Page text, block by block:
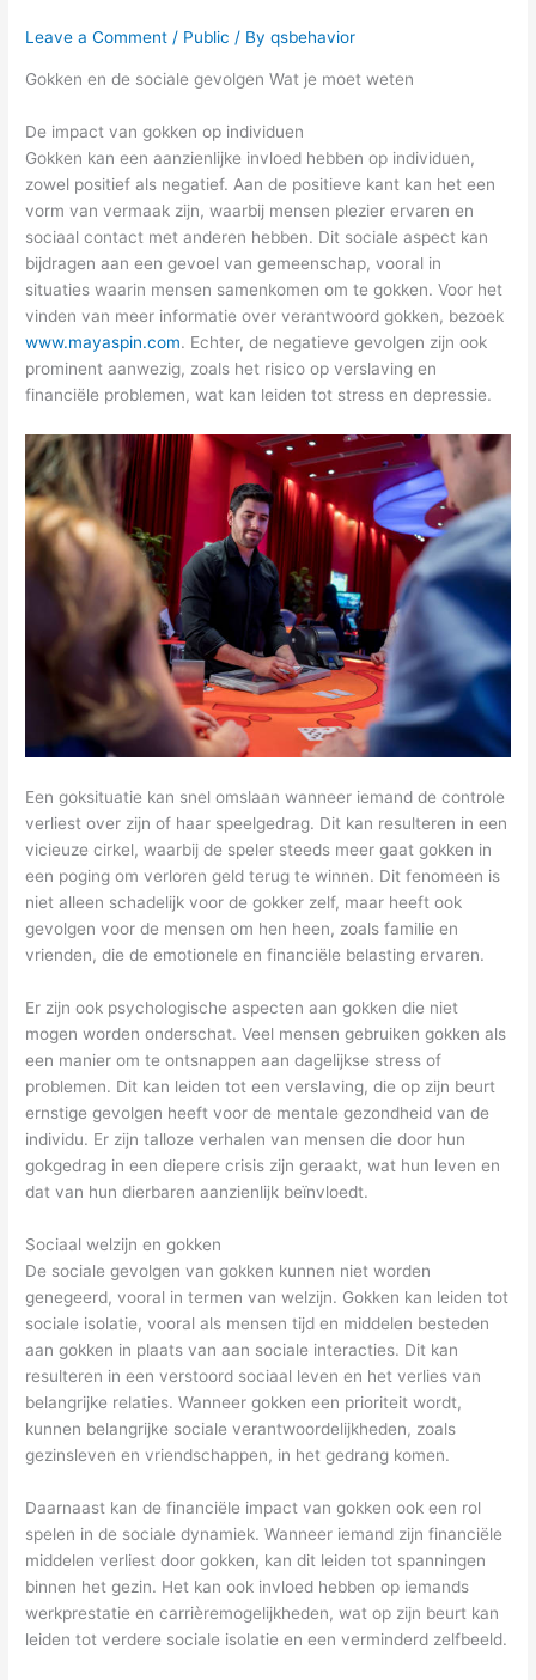
Leave a Comment / Public / Byqsbehavior
Gokken en de sociale gevolgen Wat je moet weten
De impact van gokken op individuen
Gokken kan een aanzienlijke invloed hebben op individuen,
zowel positief als negatief. Aan de positieve kant kan het een
vorm van vermaak zijn, waarbij mensen plezier ervaren en
sociaal contact met anderen hebben. Dit sociale aspect kan
bijdragen aan een gevoel van gemeenschap, vooral in
situaties waarin mensen samenkomen om te gokken. Voor het
vinden van meer informatie over verantwoord gokken, bezoek
www.mayaspin.com. Echter, de negatieve gevolgen zijn ook
prominent aanwezig, zoals het risico op verslaving en
financiële problemen, wat kan leiden tot stress en depressie.
Een goksituatie kan snel omslaan wanneer iemand de controle
verliest over zijn of haar speelgedrag. Dit kan resulteren in een
vicieuze cirkel, waarbij de speler steeds meer gaat gokken in
een poging om verloren geld terug te winnen. Dit fenomeen is
niet alleen schadelijk voor de gokker zelf, maar heeft ook
gevolgen voor de mensen om hen heen, zoals familie en
vrienden, die de emotionele en financiële belasting ervaren.
Er zijn ook psychologische aspecten aan gokken die niet
mogen worden onderschat. Veel mensen gebruiken gokken als
een manier om te ontsnappen aan dagelijkse stress of
problemen. Dit kan leiden tot een verslaving, die op zijn beurt
ernstige gevolgen heeft voor de mentale gezondheid van de
individu. Er zijn talloze verhalen van mensen die door hun
gokgedrag in een diepere crisis zijn geraakt, wat hun leven en
dat van hun dierbaren aanzienlijk beïnvloedt.
Sociaal welzijn en gokken
De sociale gevolgen van gokken kunnen niet worden
genegeerd, vooral in termen van welzijn. Gokken kan leiden tot
sociale isolatie, vooral als mensen tijd en middelen besteden
aan gokken in plaats van aan sociale interacties. Dit kan
resulteren in een verstoord sociaal leven en het verlies van
belangrijke relaties. Wanneer gokken een prioriteit wordt,
kunnen belangrijke sociale verantwoordelijkheden, zoals
gezinsleven en vriendschappen, in het gedrang komen.
Daarnaast kan de financiële impact van gokken ook een rol
spelen in de sociale dynamiek. Wanneer iemand zijn financiële
middelen verliest door gokken, kan dit leiden tot spanningen
binnen het gezin. Het kan ook invloed hebben op iemands
werkprestatie en carrièremogelijkheden, wat op zijn beurt kan
leiden tot verdere sociale isolatie en een verminderd zelfbeeld.